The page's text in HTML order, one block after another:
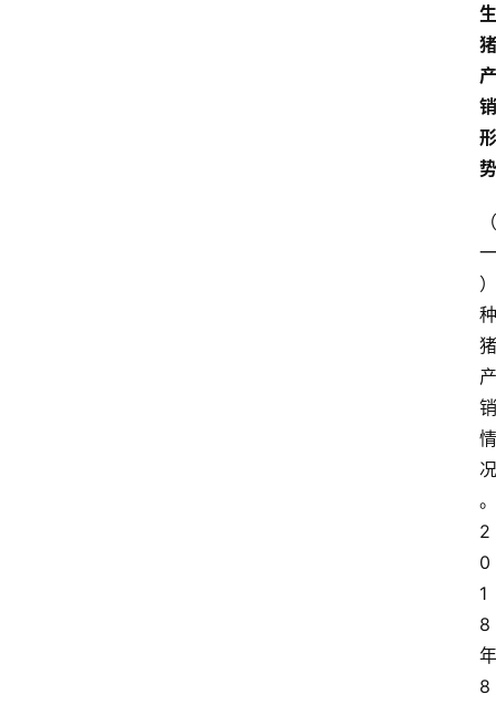
生
猪
产
销
形
势
（
一
）
种
猪
产
销
情
况
。
2
0
1
8
年
8